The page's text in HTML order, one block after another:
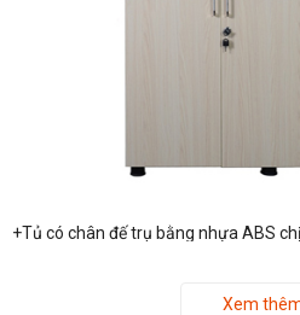
+Tủ có chân đế trụ bằng nhựa ABS
Xem